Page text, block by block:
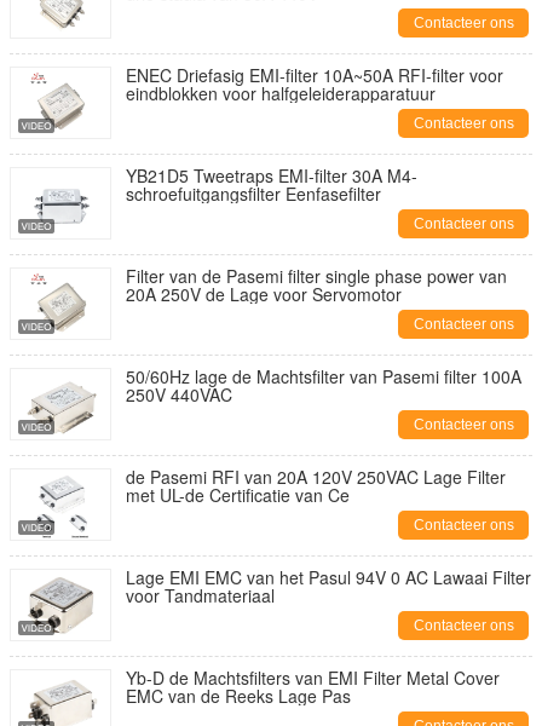
Contacteer ons
ENEC Driefasig EMI-filter 10A~50A RFI-filter voor
eindblokken voor halfgeleiderapparatuur
Contacteer ons
YB21D5 Tweetraps EMI-filter 30A M4-
schroefuitgangsfilter Eenfasefilter
Contacteer ons
Filter van de Pasemi filter single phase power van
20A 250V de Lage voor Servomotor
Contacteer ons
50/60Hz lage de Machtsfilter van Pasemi filter 100A
250V 440VAC
Contacteer ons
de Pasemi RFI van 20A 120V 250VAC Lage Filter
met UL-de Certificatie van Ce
Contacteer ons
Lage EMI EMC van het Pasul 94V 0 AC Lawaai Filter
voor Tandmateriaal
Contacteer ons
Yb-D de Machtsfilters van EMI Filter Metal Cover
EMC van de Reeks Lage Pas